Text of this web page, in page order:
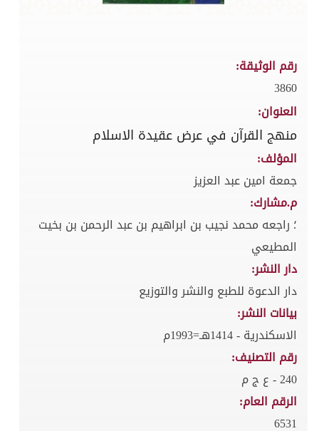
رقم الوثيقة:
3860
العنوان:
منهج القرآن في عرض عقيدة الاسلام
المؤلف:
جمعة امين عبد العزيز
م.مشارك:
؛ راجعه محمد نجيب بن ابراهيم بن عبد الرحمن بن بخيت
المطيعي
دار النشر:
دار الدعوة للطبع والنشر والتوزيع
بيانات النشر:
الاسكندرية - 1414هـ=1993م
رقم التصنيف:
240 - ع ج م
الرقم العام:
6531